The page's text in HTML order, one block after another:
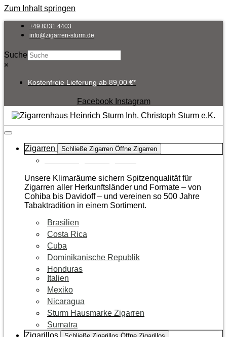
Zum Inhalt springen
+49 8331 4403
info@zigarren-sturm.de
Suche
×
Kostenfreie Lieferung ab 89,00 €*
Facebook Instagram
Zigarren Schließe Zigarren Öffne Zigarren
Unsere Klimaräume sichern Spitzenqualität für
Zigarren aller Herkunftsländer und Formate – von
Cohiba bis Davidoff – und vereinen so 500 Jahre
Tabaktradition in einem Sortiment.
Brasilien
Costa Rica
Cuba
Dominikanische Republik
Honduras
Italien
Mexiko
Nicaragua
Sturm Hausmarke Zigarren
Sumatra
Zigarillos